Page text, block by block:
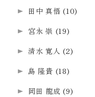
田中 真悟 (10)
宮永 崇 (19)
清水 寛人 (2)
島 隆貴 (18)
岡田 龍成 (9)